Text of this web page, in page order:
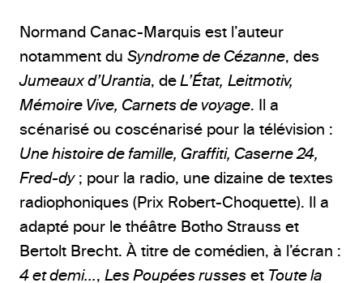
Normand Canac-Marquis est l’auteur
notamment du Syndrome de Cézanne, des
Jumeaux d’Urantia, deL’État, Leitmotiv,
Mémoire Vive, Carnets de voyage. Il a
scénarisé ou coscénarisé pour la télévision :
Une histoire de famille, Graffiti, Caserne 24,
Fred-dy; pour la radio, une dizaine de textes
radiophoniques (Prix Robert-Choquette). Il a
adapté pour le théâtre Botho Strauss et
Bertolt Brecht. À titre de comédien, à l’écran :
4 et demi…, Les Poupées russes et Toute la